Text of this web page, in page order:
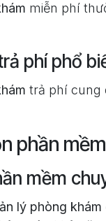
miễn phí
phí phổ
trả phí cung
phần
mềm
lý phòng khám